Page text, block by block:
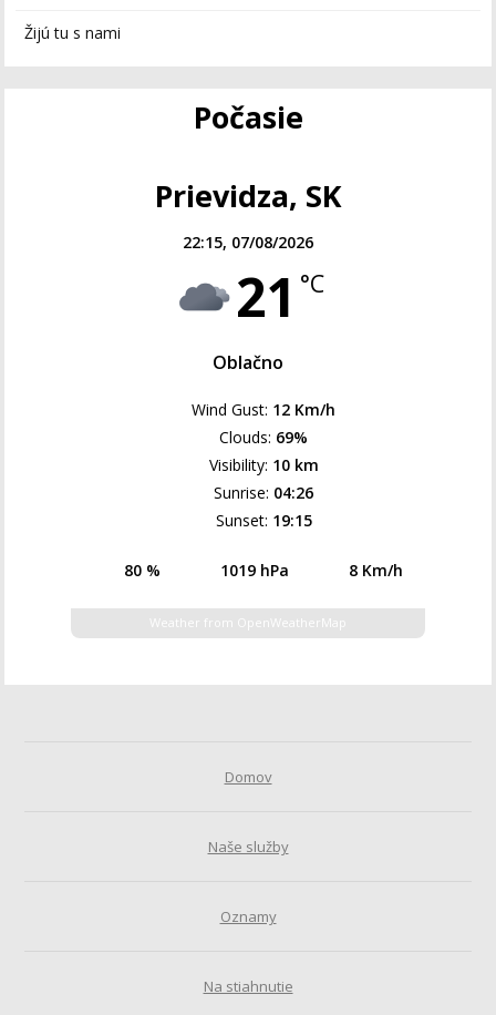
Žijú tu s nami
Počasie
Prievidza, SK
22:15, 07/08/2026
21 °C
Oblačno
80 % 1019 hPa 8 Km/h
Wind Gust: 12 Km/h
Clouds: 69%
Visibility: 10 km
Sunrise: 04:26
Sunset: 19:15
Weather from OpenWeatherMap
Domov
Naše služby
Oznamy
Na stiahnutie